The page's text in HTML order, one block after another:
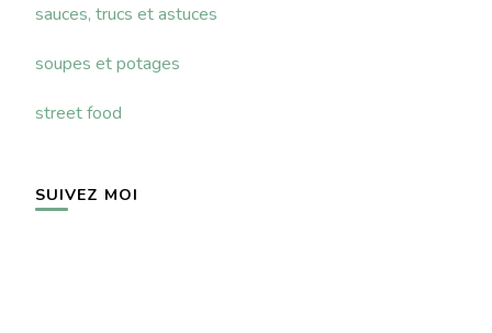
sauces, trucs et astuces
soupes et potages
street food
SUIVEZ MOI